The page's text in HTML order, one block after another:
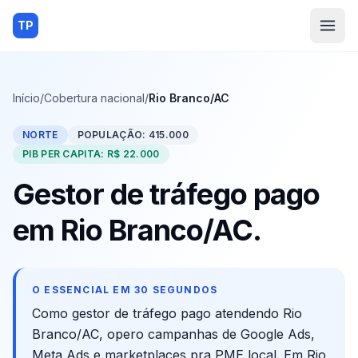
TP
Início/Cobertura nacional/Rio Branco/AC
NORTE POPULAÇÃO: 415.000
PIB PER CAPITA: R$ 22.000
Gestor de tráfego pago
em Rio Branco/AC.
O ESSENCIAL EM 30 SEGUNDOS
Como gestor de tráfego pago atendendo Rio
Branco/AC, opero campanhas de Google Ads,
Meta Ads e marketplaces pra PME local. Em Rio